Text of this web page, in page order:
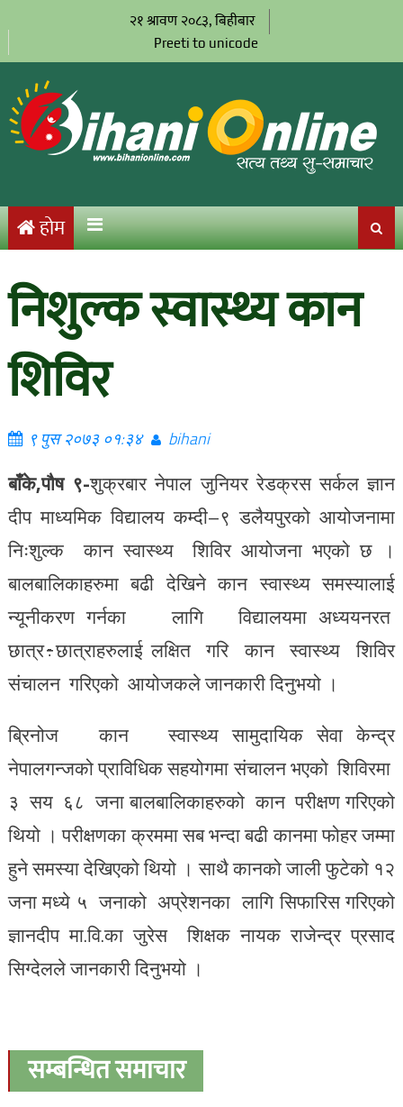
२१ श्रावण २०८३, बिहीबार
Preeti to unicode
होम
निशुल्क स्वास्थ्य कान
शिविर
९ पुस २०७३ ०१:३४ bihani
बाँके,पौष ९-शुक्रबार नेपाल जुनियर रेडक्रस सर्कल ज्ञान
दीप माध्यमिक विद्यालय कम्दी–९ डलैयपुरको आयोजनामा
निःशुल्क कान स्वास्थ्य शिविर आयोजना भएको छ ।
बालबालिकाहरुमा बढी देखिने कान स्वास्थ्य समस्यालाई
न्यूनीकरण गर्नका लागि विद्यालयमा अध्ययनरत
छात्र÷छात्राहरुलाई लक्षित गरि कान स्वास्थ्य शिविर
संचालन गरिएको आयोजकले जानकारी दिनुभयो ।
ब्रिनोज कान स्वास्थ्य सामुदायिक सेवा केन्द्र
नेपालगन्जको प्राविधिक सहयोगमा संचालन भएको शिविरमा
३ सय ६८ जना बालबालिकाहरुको कान परीक्षण गरिएको
थियो । परीक्षणका क्रममा सब भन्दा बढी कानमा फोहर जम्मा
हुने समस्या देखिएको थियो । साथै कानको जाली फुटेको १२
जना मध्ये ५ जनाको अप्रेशनका लागि सिफारिस गरिएको
ज्ञानदीप मा.वि.का जुरेस शिक्षक नायक राजेन्द्र प्रसाद
सिग्देलले जानकारी दिनुभयो ।
सम्बन्धित समाचार